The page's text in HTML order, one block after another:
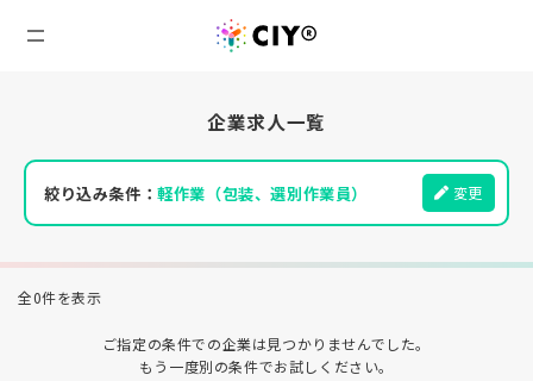
企業求人一覧
絞り込み条件：軽作業（包装、選別作業員） 変更
全0件を表示
ご指定の条件での企業は見つかりませんでした。
もう一度別の条件でお試しください。